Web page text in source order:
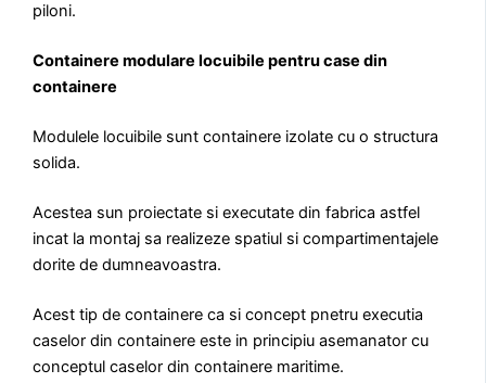
piloni.
Containere modulare locuibile pentru case din
containere
Modulele locuibile sunt containere izolate cu o structura
solida.
Acestea sun proiectate si executate din fabrica astfel
incat la montaj sa realizeze spatiul si compartimentajele
dorite de dumneavoastra.
Acest tip de containere ca si concept pnetru executia
caselor din containere este in principiu asemanator cu
conceptul caselor din containere maritime.